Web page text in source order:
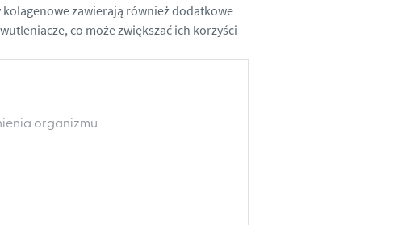
zawierają również dodatkowe
co może zwiększać ich korzyści
organizmu